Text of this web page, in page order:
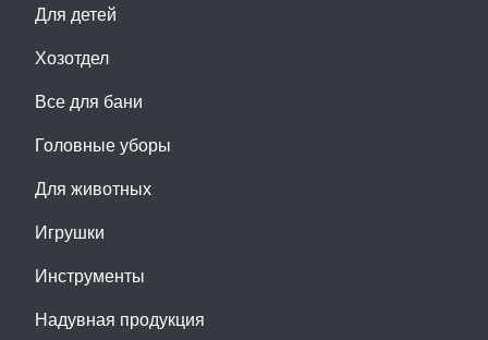
Для детей
Хозотдел
Все для бани
Головные уборы
Для животных
Игрушки
Инструменты
Надувная продукция